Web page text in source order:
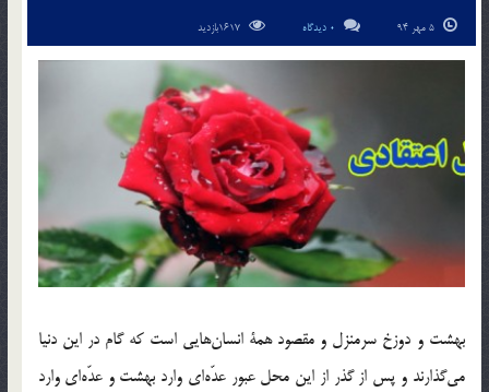
0 دیدگاه
بهشت و دوزخ سرمنزل و مقصود همة انسان‎هايي است كه گام در اين دنيا
مي‎گذارند و پس از گذر از اين محل عبور عدّه‎اي وارد بهشت و عدّه‎اي وارد